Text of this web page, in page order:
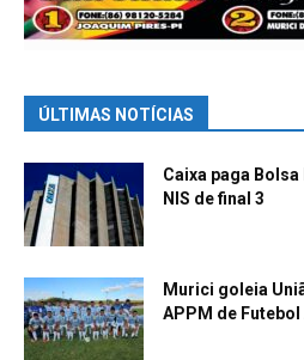
ÚLTIMAS NOTÍCIAS
Caixa paga
NIS de final 3
Murici goleia
APPM de